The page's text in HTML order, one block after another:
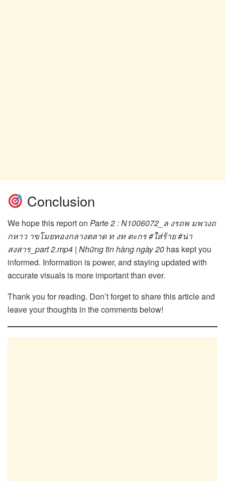
Conclusion
We hope this report on Parte 2 : N1006072_ล งรถพ มพวงถ
กหาว าขโมยทองกลางตลาด ท งท ตะกร #ใส่ร้าย #น่า
สงสาร_part 2.mp4 | Những tin hàng ngày 20 has kept you
informed. Information is power, and staying updated with
accurate visuals is more important than ever.
Thank you for reading. Don’t forget to share this article and
leave your thoughts in the comments below!